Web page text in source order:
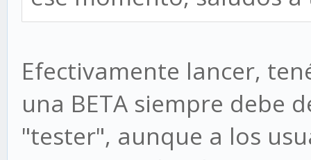
Efectivamente lancer,
una BETA siempre debe
"tester", aunque a los